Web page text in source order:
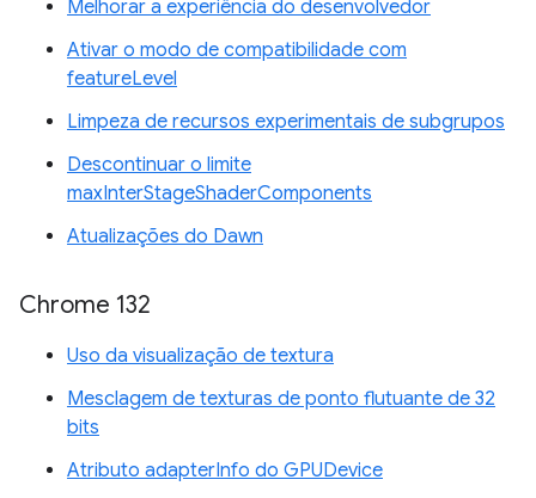
Melhorar a experiência do desenvolvedor
Ativar o modo de compatibilidade com
featureLevel
Limpeza de recursos experimentais de subgrupos
Descontinuar o limite
maxInterStageShaderComponents
Atualizações do Dawn
Chrome 132
Uso da visualização de textura
Mesclagem de texturas de ponto flutuante de 32
bits
Atributo adapterInfo do GPUDevice